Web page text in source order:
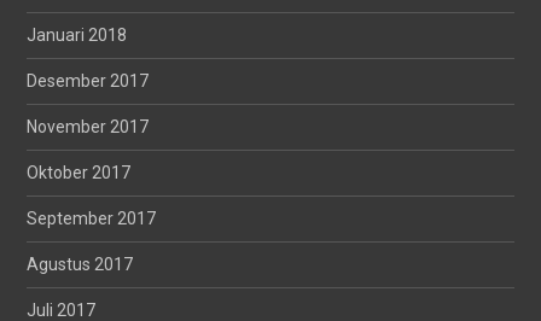
Januari 2018
Desember 2017
November 2017
Oktober 2017
September 2017
Agustus 2017
Juli 2017